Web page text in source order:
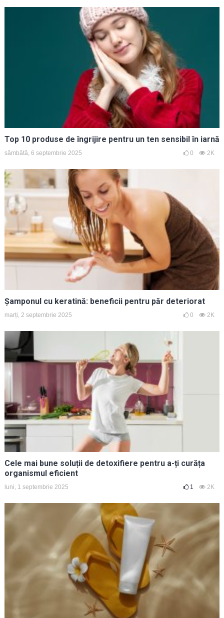
Top 10 produse de îngrijire pentru un ten sensibil în iarnă
sâmbătă, 6 septembrie 2025 0 2K
Șamponul cu keratină: beneficii pentru păr deteriorat
marți, 2 septembrie 2025 0 2K
Cele mai bune soluții de detoxifiere pentru a-ți curăța
organismul eficient
luni, 1 septembrie 2025 1 2K